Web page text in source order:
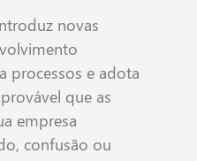
novas
processos e adota
que as
empresa
confusão ou